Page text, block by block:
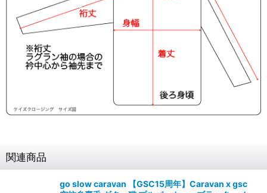
関連商品
go slow caravan 【GSC15周年】Caravan x gsc